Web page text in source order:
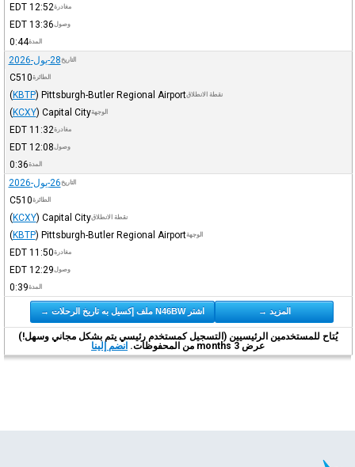
مغادرة12:52
EDT
وصول 13:36
EDT
المدة0:44
التاريخ28-يول-2026
الطائرةC510
نقطة الانطلاقPittsburgh-Butler Regional Airport
(KBTP)
الوجهةCapital City
(KCXY)
مغادرة11:32
EDT
وصول 12:08
EDT
المدة0:36
التاريخ26-يول-2026
الطائرةC510
نقطة الانطلاقCapital City
(KCXY)
الوجهةPittsburgh-Butler Regional Airport
(KBTP)
مغادرة11:50
EDT
وصول 12:29
EDT
المدة0:39
المزيد → اشتر N46BW ملف إكسيل به تاريخ الرحلات →
يُتاح للمستخدمين الرئيسيين (التسجيل كمستخدم رئيسي يتم بشكل مجاني وسهل!)
عرض 3 months من المحفوظات.
انضم إلينا